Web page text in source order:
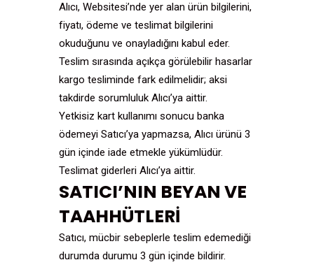
Alıcı, Websitesi’nde yer alan ürün bilgilerini,
fiyatı, ödeme ve teslimat bilgilerini
okuduğunu ve onayladığını kabul eder.
Teslim sırasında açıkça görülebilir hasarlar
kargo tesliminde fark edilmelidir; aksi
takdirde sorumluluk Alıcı’ya aittir.
Yetkisiz kart kullanımı sonucu banka
ödemeyi Satıcı’ya yapmazsa, Alıcı ürünü 3
gün içinde iade etmekle yükümlüdür.
Teslimat giderleri Alıcı’ya aittir.
SATICI’NIN BEYAN VE
TAAHHÜTLERİ
Satıcı, mücbir sebeplerle teslim edemediği
durumda durumu 3 gün içinde bildirir.